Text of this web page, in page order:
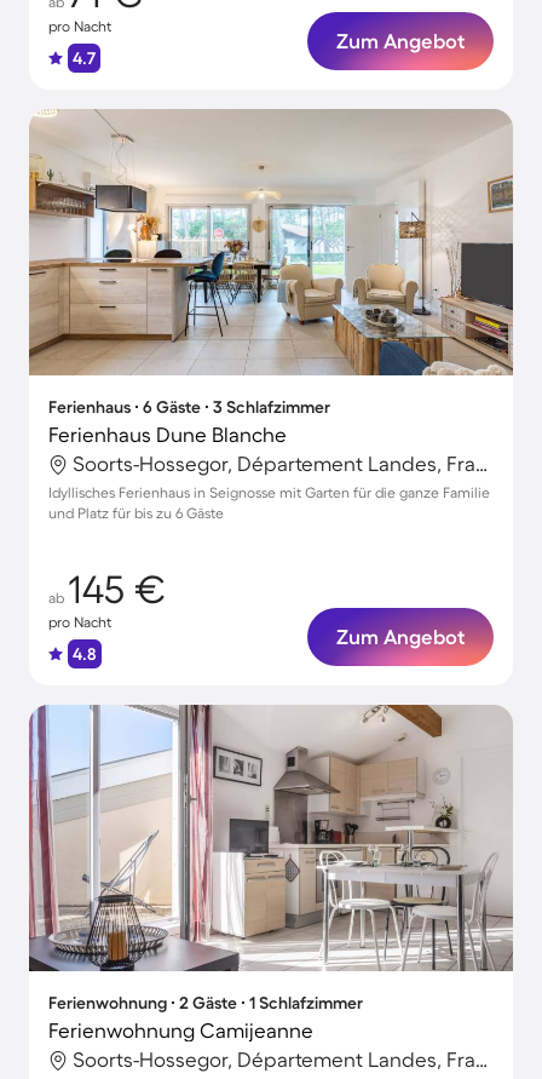
pro Nacht
4.7
Zum Angebot
Ferienhaus ∙ 6 Gäste ∙ 3 Schlafzimmer
Ferienhaus Dune Blanche
Soorts-Hossegor, Département Landes, Frankreich
Idyllisches Ferienhaus in Seignosse mit Garten für die ganze Familie
und Platz für bis zu 6 Gäste
ab 145 €
pro Nacht
4.8
Zum Angebot
Ferienwohnung ∙ 2 Gäste ∙ 1 Schlafzimmer
Ferienwohnung Camijeanne
Soorts-Hossegor, Département Landes, Frankreich